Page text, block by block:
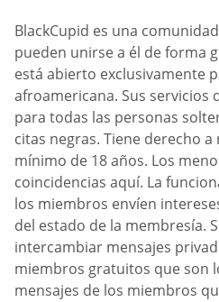
BlackCupid es una
pueden unirse a él de forma
está abierto exclusivamente
afroamericana. Sus servicios
para todas las personas
citas negras. Tiene derecho
mínimo de 18 años. Los
coincidencias aquí. La
los miembros envíen
del estado de la membresía.
intercambiar mensajes
miembros gratuitos que son
mensajes de los miembros